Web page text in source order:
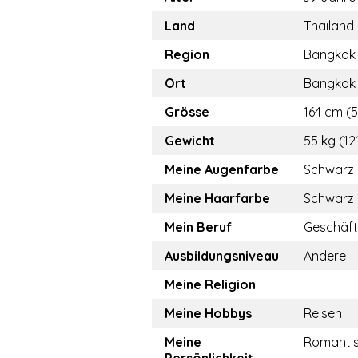
Land
Thailand
Region
Bangkok
Ort
Bangkok
Grösse
164 cm
Gewicht
55 kg
Meine Augenfarbe
Schwarz
Meine Haarfarbe
Schwarz
Mein Beruf
Ausbildungsniveau
Andere
Meine Religion
Meine Hobbys
Reisen
Meine